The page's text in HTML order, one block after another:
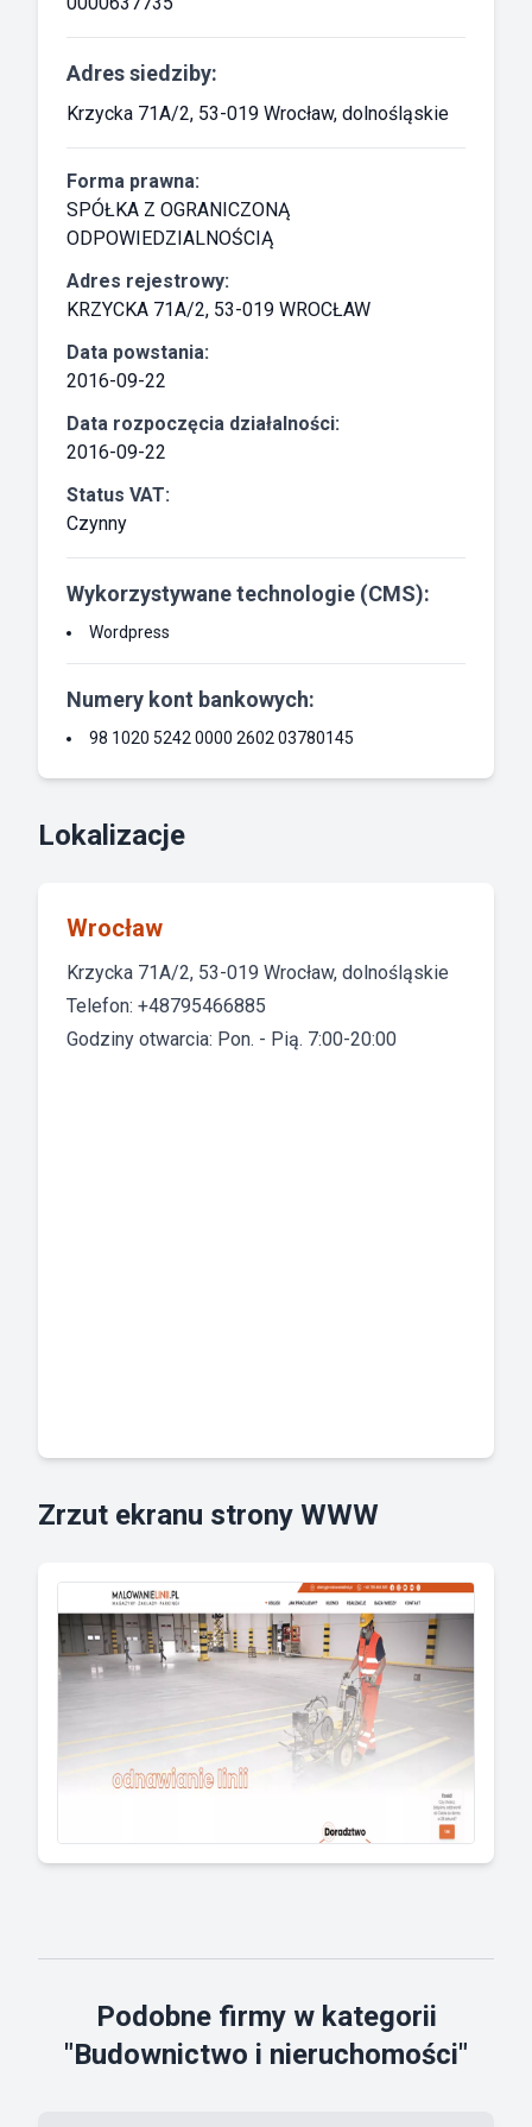
Adres siedziby:
Krzycka 71A/2, 53-019 Wrocław, dolnośląskie
Forma prawna:
SPÓŁKA Z OGRANICZONĄ
ODPOWIEDZIALNOŚCIĄ
Adres rejestrowy:
KRZYCKA 71A/2, 53-019 WROCŁAW
Data powstania:
2016-09-22
Data rozpoczęcia działalności:
2016-09-22
Status VAT:
Czynny
Wykorzystywane technologie (CMS):
Wordpress
Numery kont bankowych:
98 1020 5242 0000 2602 03780145
Lokalizacje
Wrocław
Krzycka 71A/2, 53-019 Wrocław, dolnośląskie
Telefon: +48795466885
Godziny otwarcia: Pon. - Pią. 7:00-20:00
Zrzut ekranu strony WWW
Podobne firmy w kategorii
"Budownictwo i nieruchomości"